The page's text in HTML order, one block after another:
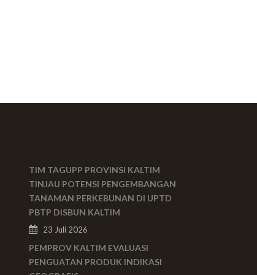
TIM TAGUPP PROVINSI KALTIM
TINJAU POTENSI PENGEMBANGAN
TANAMAN PERKEBUNAN DI UPTD
PBTP DISBUN KALTIM
23 Juli 2026
PEMPROV KALTIM EVALUASI
PENGUATAN PRODUK INDIKASI